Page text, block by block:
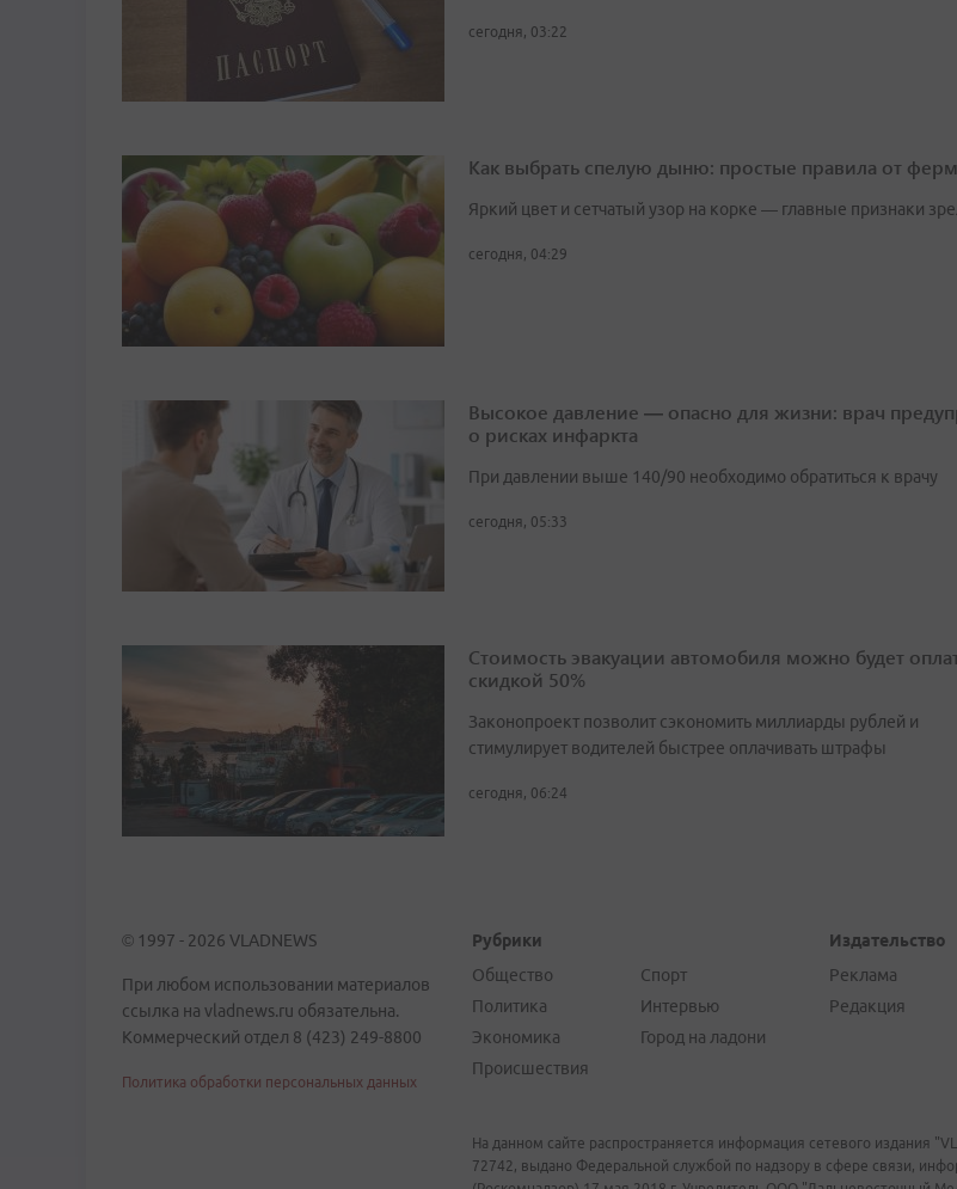
сегодня, 03:22
Как выбрать спелую дыню: простые правила от
Яркий цвет и сетчатый узор на корке — главные признаки
сегодня, 04:29
Высокое давление — опасно для жизни: врач
о рисках инфаркта
При давлении выше 140/90 необходимо обратиться к врачу
сегодня, 05:33
Стоимость эвакуации автомобиля можно будет
скидкой 50%
Законопроект позволит сэкономить миллиарды рублей и
стимулирует водителей быстрее оплачивать штрафы
сегодня, 06:24
© 1997 - 2026 VLADNEWS
При любом использовании материалов
ссылка на vladnews.ru обязательна.
Коммерческий отдел 8 (423) 249-8800
Политика обработки персональных данных
Рубрики
Общество
Политика
Экономика
Происшествия
Спорт
Интервью
Город на ладони
Издательство
Реклама
Редакция
На данном сайте распространяется информация сетевого издания
72742, выдано Федеральной службой по надзору в сфере связи,